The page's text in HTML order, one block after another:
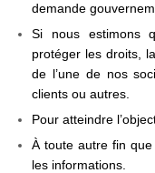
demande
Si nous estimons
protéger les droits,
de l’une de nos
clients ou autres.
Pour atteindre
À toute autre fin
les informations.